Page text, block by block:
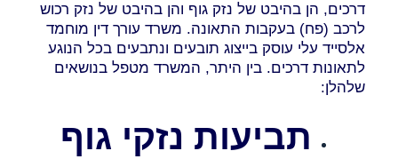
דרכים, הן בהיבט של נזק גוף והן בהיבט של נזק רכוש
לרכב (פח) בעקבות התאונה. משרד עורך דין מוחמד
אלסייד עלי עוסק בייצוג תובעים ונתבעים בכל הנוגע
לתאונות דרכים. בין היתר, המשרד מטפל בנושאים
שלהלן:
תביעות נזקי גוף